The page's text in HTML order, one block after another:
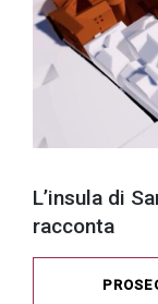
L’insula di
racconta